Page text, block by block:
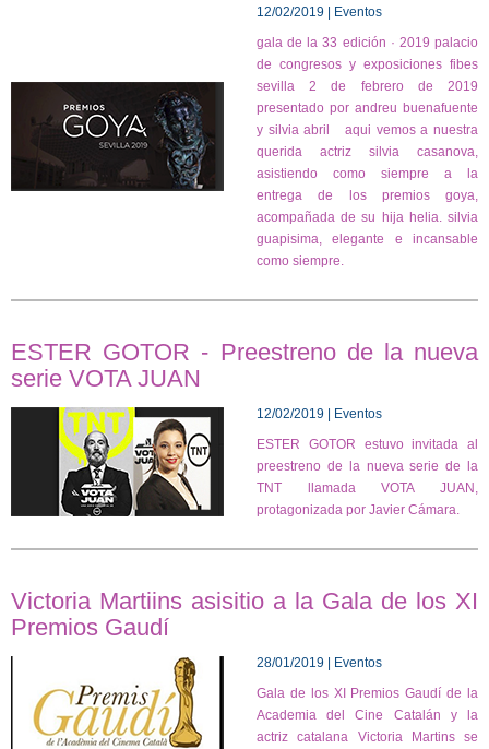
12/02/2019 | Eventos
gala de la 33 edición · 2019 palacio
de congresos y exposiciones fibes
sevilla 2 de febrero de 2019
presentado por andreu buenafuente
y silvia abril aqui vemos a nuestra
querida actriz silvia casanova,
asistiendo como siempre a la
entrega de los premios goya,
acompañada de su hija helia. silvia
guapisima, elegante e incansable
como siempre.
ESTER GOTOR - Preestreno de la nueva
serie VOTA JUAN
12/02/2019 | Eventos
ESTER GOTOR estuvo invitada al
preestreno de la nueva serie de la
TNT llamada VOTA JUAN,
protagonizada por Javier Cámara.
Victoria Martiins asisitio a la Gala de los XI
Premios Gaudí
28/01/2019 | Eventos
Gala de los XI Premios Gaudí de la
Academia del Cine Catalán y la
actriz catalana Victoria Martins se